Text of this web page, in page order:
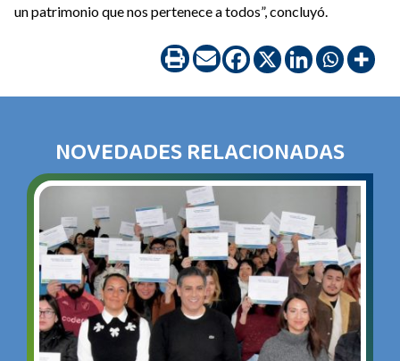
un patrimonio que nos pertenece a todos”, concluyó.
NOVEDADES RELACIONADAS